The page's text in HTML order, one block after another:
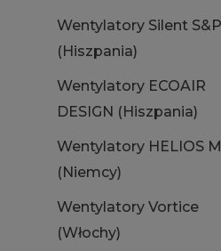
Wentylatory Silent S&P
(Hiszpania)
Wentylatory ECOAIR
DESIGN (Hiszpania)
Wentylatory HELIOS
(Niemcy)
Wentylatory Vortice
(Włochy)